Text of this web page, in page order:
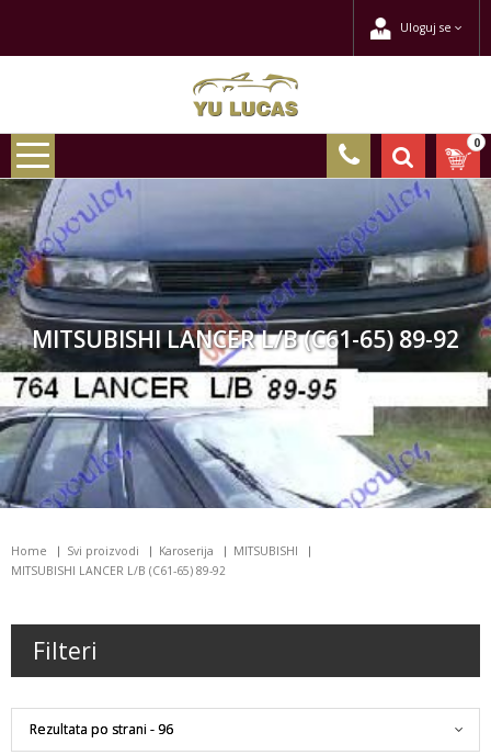
Uloguj se
0
MITSUBISHI LANCER L/B (C61-65) 89-92
Home Svi proizvodi Karoserija
MITSUBISHI
MITSUBISHI LANCER L/B (C61-65) 89-92
Filteri